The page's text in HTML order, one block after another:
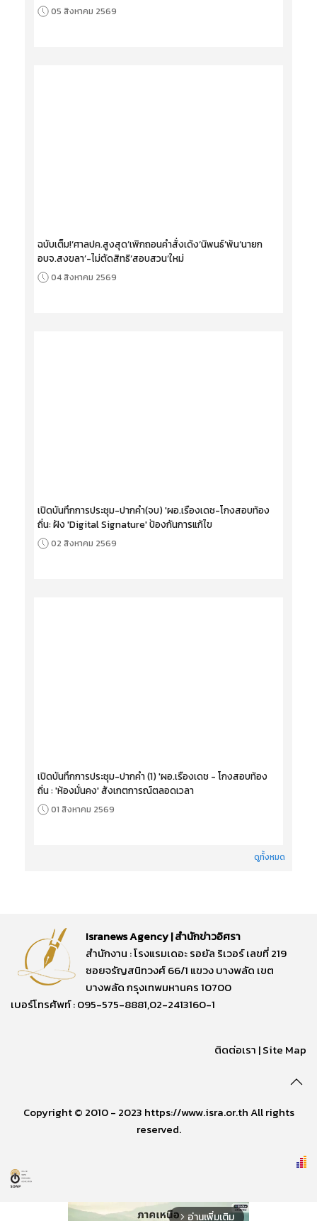
05 สิงหาคม 2569
ฉบับเต็ม!‘ศาลปค.สูงสุด’เพิกถอนคำสั่งเด้ง‘นิพนธ์’พ้น‘นายก
อบจ.สงขลา’-ไม่ตัดสิทธิ‘สอบสวน’ใหม่
04 สิงหาคม 2569
เปิดบันทึกการประชุม-ปากคำ(จบ) 'ผอ.เรืองเดช-โกงสอบท้อง
ถิ่น: ฝัง 'Digital Signature' ป้องกันการแก้ไข
02 สิงหาคม 2569
เปิดบันทึกการประชุม-ปากคำ (1) 'ผอ.เรืองเดช - โกงสอบท้อง
ถิ่น : 'ห้องมั่นคง' สังเกตการณ์ตลอดเวลา
01 สิงหาคม 2569
ดูทั้งหมด
Isranews Agency | สำนักข่าวอิศรา
สำนักงาน : โรงแรมเดอะ รอยัล ริเวอร์ เลขที่ 219
ซอยจรัญสนิทวงศ์ 66/1 แขวง บางพลัด เขต
บางพลัด กรุงเทพมหานคร 10700
เบอร์โทรศัพท์ : 095-575-8881,02-2413160-1
ติดต่อเรา |Site Map
Copyright © 2010 - 2023 https://www.isra.or.th All rights
reserved.
arrow_forward_ios อ่านเพิ่มเติม